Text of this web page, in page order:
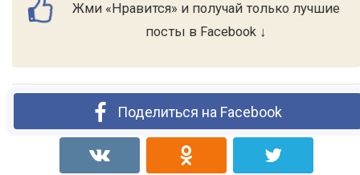
Жми «Нравится» и получай только лучшие
посты в Facebook ↓
Поделиться на Facebook